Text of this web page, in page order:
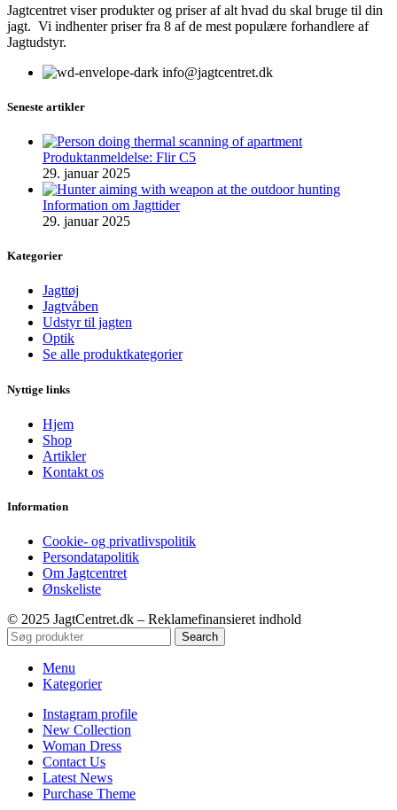
Jagtcentret viser produkter og priser af alt hvad du skal bruge til din
jagt. Vi indhenter priser fra 8 af de mest populære forhandlere af
Jagtudstyr.
info@jagtcentret.dk
Seneste artikler
Produktanmeldelse: Flir C5
29. januar 2025
Information om Jagttider
29. januar 2025
Kategorier
Jagttøj
Jagtvåben
Udstyr til jagten
Optik
Se alle produktkategorier
Nyttige links
Hjem
Shop
Artikler
Kontakt os
Information
Cookie- og privatlivspolitik
Persondatapolitik
Om Jagtcentret
Ønskeliste
© 2025 JagtCentret.dk – Reklamefinansieret indhold
Search
Menu
Kategorier
Instagram profile
New Collection
Woman Dress
Contact Us
Latest News
Purchase Theme